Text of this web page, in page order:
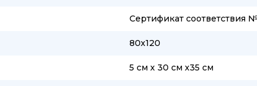
Сертификат соответствия
80х120
5 см х 30 см х35 см